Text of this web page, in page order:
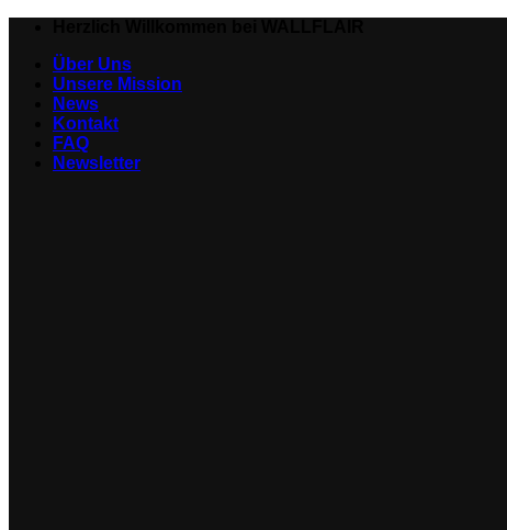
springenÜber Uns
Unsere Mission
News
Kontakt
FAQ
Newsletter